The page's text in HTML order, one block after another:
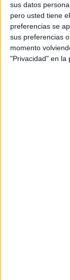
sus datos
pero usted tiene
preferencias se
sus preferencias
momento
"Privacidad" en la
González
generación en
padres a hijos,
su padre
de los años